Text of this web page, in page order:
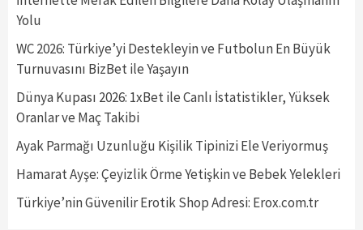
Yolu
WC 2026: Türkiye’yi Destekleyin ve Futbolun En Büyük
Turnuvasını BizBet ile Yaşayın
Dünya Kupası 2026: 1xBet ile Canlı İstatistikler, Yüksek
Oranlar ve Maç Takibi
Ayak Parmağı Uzunluğu Kişilik Tipinizi Ele Veriyormuş
Hamarat Ayşe: Çeyizlik Örme Yetişkin ve Bebek Yelekleri
Türkiye’nin Güvenilir Erotik Shop Adresi: Erox.com.tr